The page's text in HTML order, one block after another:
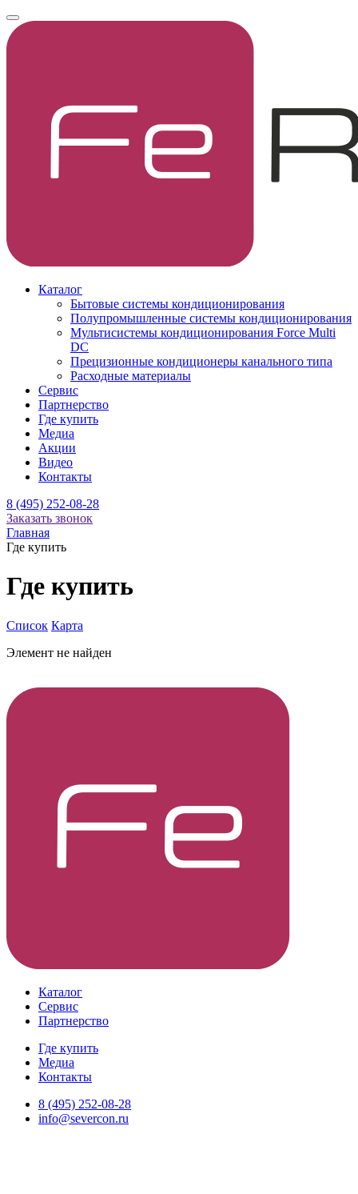
Каталог
Бытовые системы кондиционирования
Полупромышленные системы кондиционирования
Мультисистемы кондиционирования Force Multi
DC
Прецизионные кондиционеры канального типа
Расходные материалы
Сервис
Партнерство
Где купить
Медиа
Акции
Видео
Контакты
8 (495) 252-08-28
Заказать звонок
Главная
Где купить
Где купить
Список Карта
Элемент не найден
Каталог
Сервис
Партнерство
Где купить
Медиа
Контакты
8 (495) 252-08-28
info@severcon.ru